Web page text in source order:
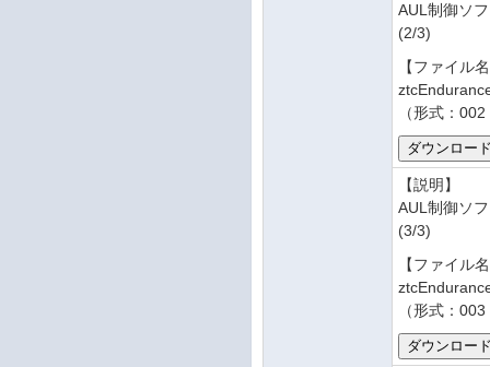
AUL制御ソ
(2/3)
【ファイル
（形式：
【説明】
AUL制御ソ
(3/3)
【ファイル
（形式：